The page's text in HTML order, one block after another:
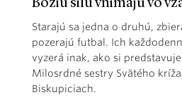
Božiu silu vnímajú vo
Starajú sa jedna o druhú,
pozerajú futbal. Ich
vyzerá inak, ako si
Milosrdné sestry Svätého
Biskupiciach.